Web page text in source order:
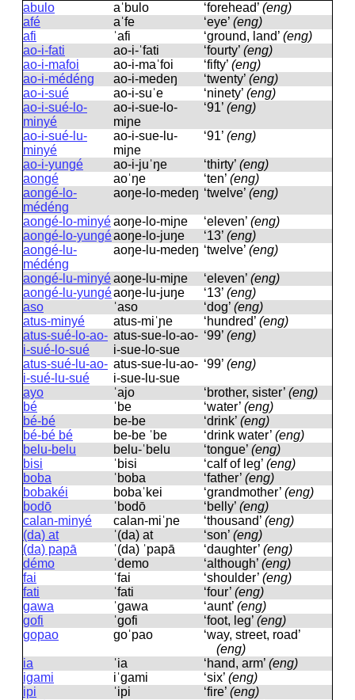
abulo
aˈbulo ‘forehead’ (eng)
afé
aˈfe ‘eye’ (eng)
afi
ˈafi ‘ground, land’ (eng)
ao-i-fati
ao-i-ˈfati ‘fourty’ (eng)
ao-i-mafoi
ao-i-maˈfoi ‘fifty’ (eng)
ao-i-médéng
ao-i-medeŋ ‘twenty’ (eng)
ao-i-sué
ao-i-suˈe ‘ninety’ (eng)
ao-i-sué-lo-
minyé
ao-i-sue-lo-
miɲe
‘91’ (eng)
ao-i-sué-lu-
minyé
ao-i-sue-lu-
miɲe
‘91’ (eng)
ao-i-yungé ao-i-juˈŋe ‘thirty’ (eng)
aongé
aoˈŋe ‘ten’ (eng)
aongé-lo-
médéng
aoŋe-lo-medeŋ ‘twelve’ (eng)
aongé-lo-minyéaoŋe-lo-miɲe ‘eleven’ (eng)
aongé-lo-yungéaoŋe-lo-juŋe ‘13’ (eng)
aongé-lu-
médéng
aoŋe-lu-medeŋ ‘twelve’ (eng)
aongé-lu-minyéaoŋe-lu-miɲe ‘eleven’ (eng)
aongé-lu-yungéaoŋe-lu-juŋe ‘13’ (eng)
aso
ˈaso ‘dog’ (eng)
atus-minyé
atus-miˈɲe ‘hundred’ (eng)
atus-sué-lo-ao-
i-sué-lo-sué
atus-sue-lo-ao-
i-sue-lo-sue
‘99’ (eng)
atus-sué-lu-ao-
i-sué-lu-sué
atus-sue-lu-ao-
i-sue-lu-sue
‘99’ (eng)
ayo ˈajo ‘brother, sister’ (eng)
bé
ˈbe ‘water’ (eng)
bé-bé
be-be ‘drink’ (eng)
bé-bé bé
be-be ˈbe ‘drink water’ (eng)
belu-belu
belu-ˈbelu ‘tongue’ (eng)
bisi
ˈbisi ‘calf of leg’ (eng)
boba
ˈboba ‘father’ (eng)
bobakéi
bobaˈkei ‘grandmother’ (eng)
bodō
ˈbodō ‘belly’ (eng)
calan-minyé
calan-miˈɲe ‘thousand’ (eng)
(da) at
ˈ(da) at ‘son’ (eng)
(da) papā
ˈ(da) ˈpapā ‘daughter’ (eng)
démo
ˈdemo ‘although’ (eng)
fai
ˈfai ‘shoulder’ (eng)
fati
ˈfati ‘four’ (eng)
gawa
ˈɡawa ‘aunt’ (eng)
gofi
ˈɡofi ‘foot, leg’ (eng)
gopao
ɡoˈpao
‘way, street, road’
(eng)
ia
ˈia ‘hand, arm’ (eng)
igami
iˈɡami ‘six’ (eng)
ipi
ˈipi ‘fire’ (eng)